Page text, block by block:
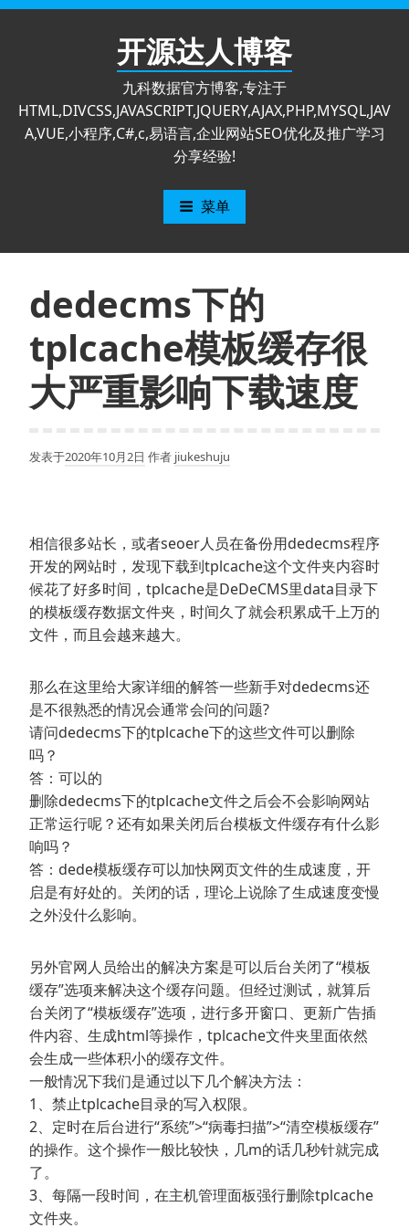
跳
开源达人博客
九科数据官方博客,专注于
HTML,DIVCSS,JAVASCRIPT,JQUERY,AJAX,PHP,MYSQL,JAV
A,VUE,小程序,C#,c,易语言,企业网站SEO优化及推广学习
分享经验!
菜单
dedecms下的
tplcache模板缓存很
大严重影响下载速度
发表于2020年10月2日 作者 jiukeshuju
相信很多站长，或者seoer人员在备份用dedecms程序
开发的网站时，发现下载到tplcache这个文件夹内容时
候花了好多时间，tplcache是DeDeCMS里data目录下
的模板缓存数据文件夹，时间久了就会积累成千上万的
文件，而且会越来越大。
那么在这里给大家详细的解答一些新手对dedecms还
是不很熟悉的情况会通常会问的问题?
请问dedecms下的tplcache下的这些文件可以删除
吗？
答：可以的
删除dedecms下的tplcache文件之后会不会影响网站
正常运行呢？还有如果关闭后台模板文件缓存有什么影
响吗？
答：dede模板缓存可以加快网页文件的生成速度，开
启是有好处的。关闭的话，理论上说除了生成速度变慢
之外没什么影响。
另外官网人员给出的解决方案是可以后台关闭了“模板
缓存”选项来解决这个缓存问题。但经过测试，就算后
台关闭了“模板缓存”选项，进行多开窗口、更新广告插
件内容、生成html等操作，tplcache文件夹里面依然
会生成一些体积小的缓存文件。
一般情况下我们是通过以下几个解决方法：
1、禁止tplcache目录的写入权限。
2、定时在后台进行“系统”>“病毒扫描”>“清空模板缓存”
的操作。这个操作一般比较快，几m的话几秒针就完成
了。
3、每隔一段时间，在主机管理面板强行删除tplcache
文件夹。